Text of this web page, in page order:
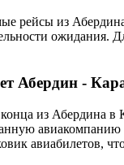
рейсы из
ожидания.
Абердин -
из Абердина в
авиабилетов,